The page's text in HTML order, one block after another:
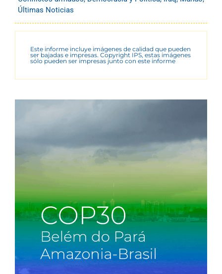
Últimas Noticias
Este informe incluye imágenes de calidad que pueden
ser bajadas e impresas. Copyright IPS, estas imágenes
sólo pueden ser impresas junto con este informe